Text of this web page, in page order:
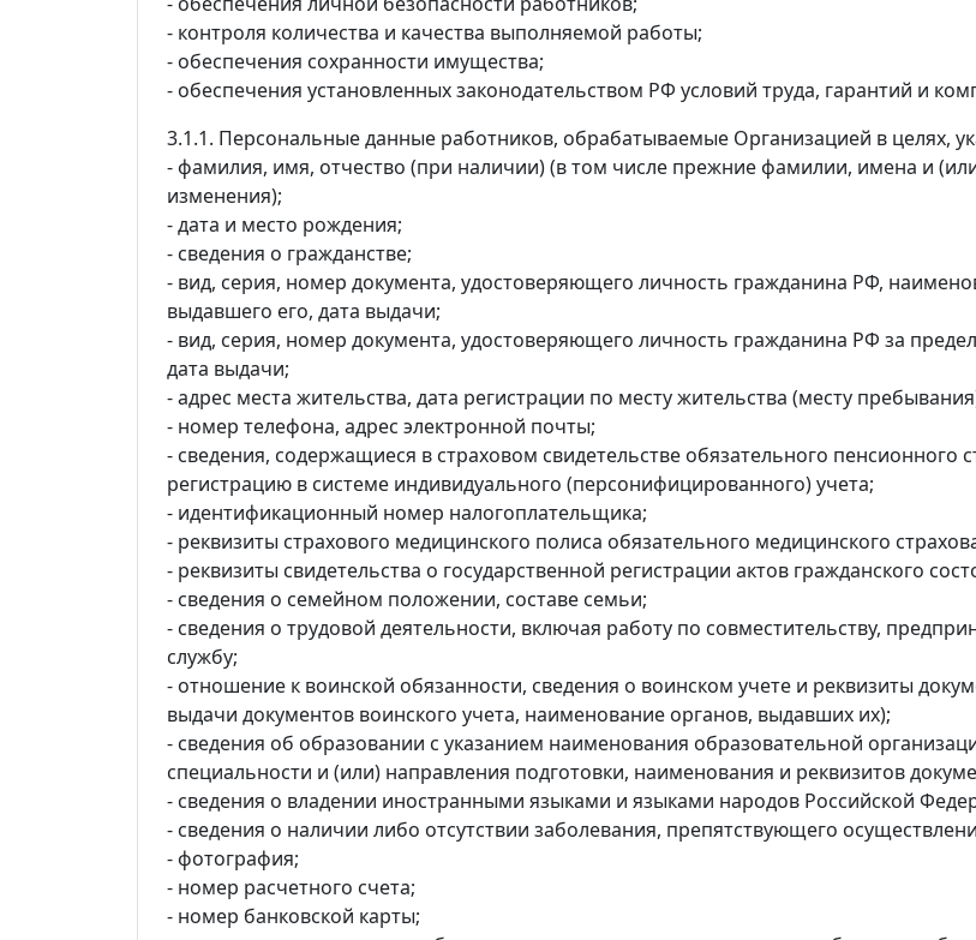
- контроля количества и качества выполняемой работы;
- обеспечения сохранности имущества;
- обеспечения установленных законодательством РФ условий труда, гарантий и
3.1.1. Персональные данные работников, обрабатываемые Организацией в целях,
- фамилия, имя, отчество (при наличии) (в том числе прежние фамилии, имена и
изменения);
- дата и место рождения;
- сведения о гражданстве;
- вид, серия, номер документа, удостоверяющего личность гражданина РФ,
выдавшего его, дата выдачи;
- вид, серия, номер документа, удостоверяющего личность гражданина РФ за
дата выдачи;
- адрес места жительства, дата регистрации по месту жительства (месту
- номер телефона, адрес электронной почты;
- сведения, содержащиеся в страховом свидетельстве обязательного
регистрацию в системе индивидуального (персонифицированного) учета;
- идентификационный номер налогоплательщика;
- реквизиты страхового медицинского полиса обязательного медицинского
- реквизиты свидетельства о государственной регистрации актов гражданского
- сведения о семейном положении, составе семьи;
- сведения о трудовой деятельности, включая работу по совместительству,
службу;
- отношение к воинской обязанности, сведения о воинском учете и реквизиты
выдачи документов воинского учета, наименование органов, выдавших их);
- сведения об образовании с указанием наименования образовательной
специальности и (или) направления подготовки, наименования и реквизитов
- сведения о владении иностранными языками и языками народов Российской
- сведения о наличии либо отсутствии заболевания, препятствующего
- фотография;
- номер расчетного счета;
- номер банковской карты;